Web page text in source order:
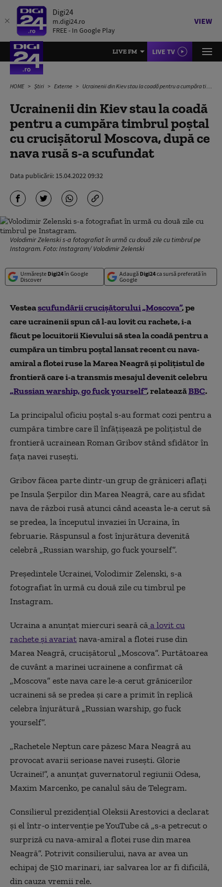
Digi24
m.digi24.ro
FREE - In Google Play
VIEW
LIVE FM LIVE TV
HOME Știri Externe Ucrainenii din Kiev stau la coadă pentru a cumpăra timbrul poștal cu crucișătorul Moscova, după ce nava rusă s-a scufundat
Ucrainenii din Kiev stau la coadă
pentru a cumpăra timbrul poștal
cu crucișătorul Moscova, după ce
nava rusă s-a scufundat
Data publicării: 15.04.2022 09:32
Volodimir Zelenski s-a fotografiat în urmă cu două zile cu timbrul pe
Instagram. Foto: Instagram/ Volodimir Zelenski
Urmărește Digi24în Google
Discover
Adaugă Digi24ca sursă preferată în
Google
Vesteascufundării crucișătorului „Moscova”, pe
care ucrainenii spun că l-au lovit cu rachete, i-a
făcut pe locuitorii Kievului să stea la coadă pentru a
cumpăra un timbru poștal lansat recent cu nava-
amiral a flotei ruse la Marea Neagră și polițistul de
frontieră care i-a transmis mesajul devenit celebru
„Russian warship, go fuck yourself”, relateazăBBC.
La principalul oficiu poștal s-au format cozi pentru a
cumpăra timbre care îl înfățișează pe polițistul de
frontieră ucrainean Roman Gribov stând sfidător în
fața navei rusești.
Gribov făcea parte dintr-un grup de grăniceri aflați
pe Insula Șerpilor din Marea Neagră, care au sfidat
nava de război rusă atunci când aceasta le-a cerut să
se predea, la începutul invaziei în Ucraina, în
februarie. Răspunsul a fost înjurătura devenită
celebră „Russian warship, go fuck yourself”.
Președintele Ucrainei, Volodimir Zelenski, s-a
fotografiat în urmă cu două zile cu timbrul pe
Instagram.
Ucraina a anunțat miercuri seară căa lovit cu
rachete și avariatnava-amiral a flotei ruse din
Marea Neagră, crucișătorul „Moscova”. Purtătoarea
de cuvânt a marinei ucrainene a confirmat că
„Moscova” este nava care le-a cerut grănicerilor
ucraineni să se predea și care a primit în replică
celebra înjurătură „Russian warship, go fuck
yourself”.
„Rachetele Neptun care păzesc Mara Neagră au
provocat avarii serioase navei rusești. Glorie
Ucrainei!”, a anunțat guvernatorul regiunii Odesa,
Maxim Marcenko, pe canalul său de Telegram.
Consilierul prezidențial Oleksii Arestovici a declarat
și el într-o intervenție pe YouTube că „s-a petrecut o
surpriză cu nava-amiral a flotei ruse din marea
Neagră”. Potrivit consilierului, nava ar avea un
echipaj de 510 marinari, iar salvarea lor ar fi dificilă,
din cauza vremii rele.